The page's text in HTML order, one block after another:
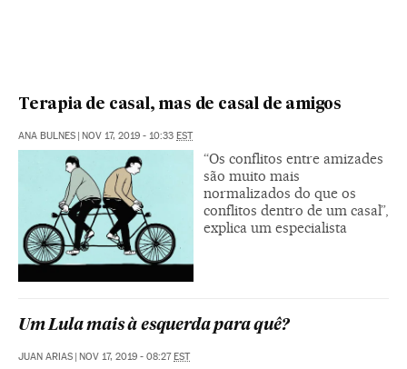
Terapia de casal, mas de casal de amigos
ANA BULNES | NOV 17, 2019 - 10:33 EST
“Os conflitos entre amizades
são muito mais
normalizados do que os
conflitos dentro de um casal”,
explica um especialista
Um Lula mais à esquerda para quê?
JUAN ARIAS | NOV 17, 2019 - 08:27EST